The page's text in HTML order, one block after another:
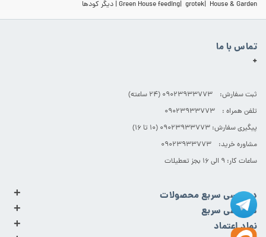
Green House feeding grotek House & Garden دیگر کودها
تماس با ما
+
ثبت سفارش: 09023933773 (۲۴ ساعته)
تلفن همراه : 09023933773
پیگیری سفارش: 09023933773 (۱۰ تا ۱۶)
مشاوره خرید: 09023933773
ساعات کار: ۹ الی ۱۶ بجز تعطیلات
دسترسی سریع محصولات +
دسترسی سریع +
نماد اعتماد +